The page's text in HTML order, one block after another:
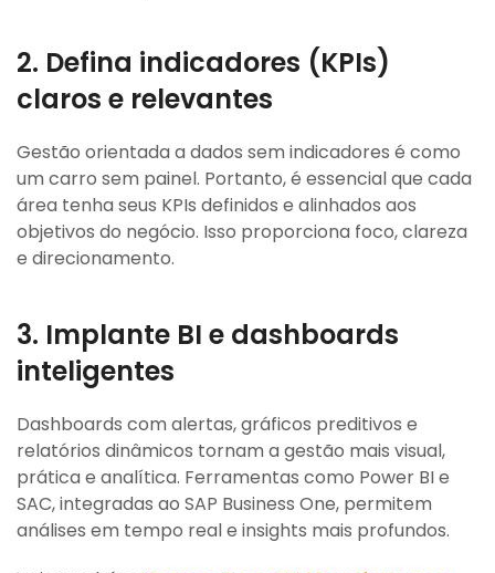
2. Defina indicadores (KPIs)
claros e relevantes
Gestão orientada a dados sem indicadores é como
um carro sem painel. Portanto, é essencial que cada
área tenha seus KPIs definidos e alinhados aos
objetivos do negócio. Isso proporciona foco, clareza
e direcionamento.
3. Implante BI e dashboards
inteligentes
Dashboards com alertas, gráficos preditivos e
relatórios dinâmicos tornam a gestão mais visual,
prática e analítica. Ferramentas como Power BI e
SAC, integradas ao SAP Business One, permitem
análises em tempo real e insights mais profundos.